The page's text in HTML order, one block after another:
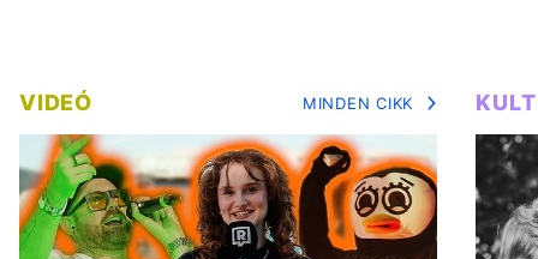
VIDEÓ MINDEN CIKK